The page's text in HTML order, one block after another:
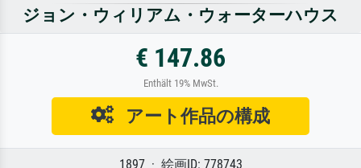
ジョン・ウィリアム・ウォーターハウス
€ 147.86
Enthält 19% MwSt.
アート作品の構成
1897 · 絵画ID: 778743